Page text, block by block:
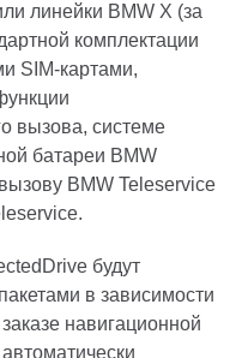
линейки BMW X (за
комплектации
SIM-картами,
вызова, системе
батареи BMW
BMW Teleservice
будут
в зависимости
навигационной